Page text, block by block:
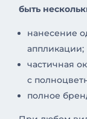
быть
нанесение
аппликации;
частичная
с
полное